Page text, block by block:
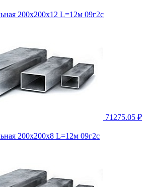
200х200х12 L=12м 09г2с
71275.05 ₽
200х200х8 L=12м 09г2с